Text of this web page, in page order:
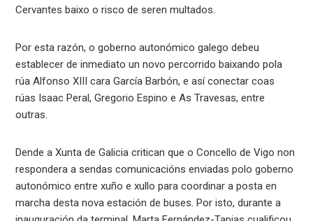
Cervantes baixo o risco de seren multados.
Por esta razón, o goberno autonómico galego debeu
establecer de inmediato un novo percorrido baixando pola
rúa Alfonso XIII cara García Barbón, e así conectar coas
rúas Isaac Peral, Gregorio Espino e As Travesas, entre
outras.
Dende a Xunta de Galicia critican que o Concello de Vigo non
respondera a sendas comunicacións enviadas polo goberno
autonómico entre xuño e xullo para coordinar a posta en
marcha desta nova estación de buses. Por isto, durante a